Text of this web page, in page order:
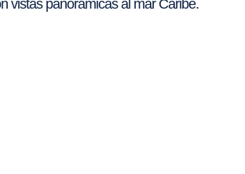
vistas panorámicas al mar Caribe.